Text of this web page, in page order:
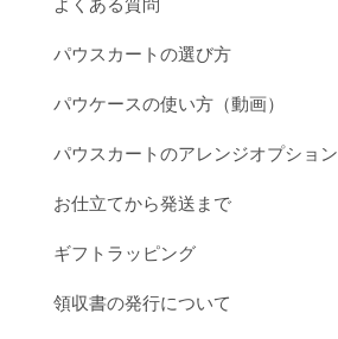
パウスカートの選び方
パウケースの使い方（動画）
パウスカートのアレンジオプション
お仕立てから発送まで
ギフトラッピング
領収書の発行について